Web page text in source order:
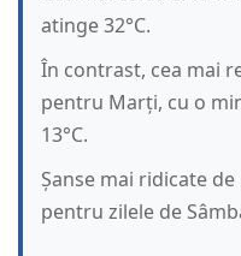
atinge 32°C.
În contrast, cea mai
pentru Marți, cu o
13°C.
Șanse mai ridicate
pentru zilele de